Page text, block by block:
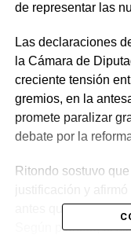
de representar las
Las declaraciones
la Cámara de
creciente tensión
gremios, en la
promete paralizar
debate por la
Ritondo sostuvo
antes que a una
Según planteó, el